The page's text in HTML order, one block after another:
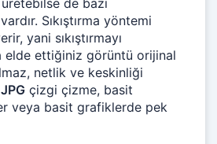
de bazı
Sıkıştırma yöntemi
yani sıkıştırmayı
elde ettiğiniz görüntü orijinal
netlik ve keskinliği
JPG çizgi çizme, basit
veya basit grafiklerde pek